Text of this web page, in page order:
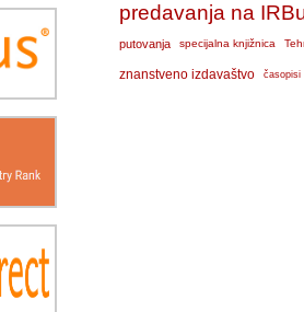
predavanja na
putovanja specijalna knjižnica
znanstveno izdavaštvo časopisi